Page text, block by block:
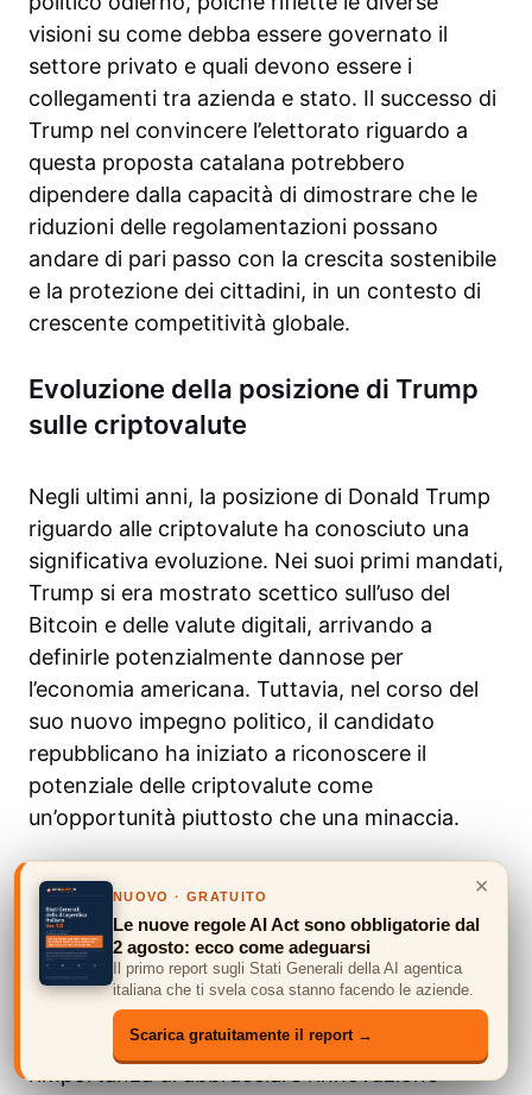
visioni su come debba essere governato il
settore privato e quali devono essere i
collegamenti tra azienda e stato. Il successo di
Trump nel convincere l’elettorato riguardo a
questa proposta catalana potrebbero
dipendere dalla capacità di dimostrare che le
riduzioni delle regolamentazioni possano
andare di pari passo con la crescita sostenibile
e la protezione dei cittadini, in un contesto di
crescente competitività globale.
Evoluzione della posizione di Trump
sulle criptovalute
Negli ultimi anni, la posizione di Donald Trump
riguardo alle criptovalute ha conosciuto una
significativa evoluzione. Nei suoi primi mandati,
Trump si era mostrato scettico sull’uso del
Bitcoin e delle valute digitali, arrivando a
definirle potenzialmente dannose per
l’economia americana. Tuttavia, nel corso del
suo nuovo impegno politico, il candidato
repubblicano ha iniziato a riconoscere il
potenziale delle criptovalute come
un’opportunità piuttosto che una minaccia.
Questa metamorfosi riflette non solo un
cambiamento personale, ma anche un ampio
spostamento nel panorama politico americano.
Con l’ascesa delle criptovalute e la crescente
integrazione di queste tecnologie nel tessuto
economico, Trump ha iniziato a percepire
l’importanza di abbracciare l’innovazione
×
NUOVO · GRATUITO
Le nuove regole AI Act sono obbligatorie dal
2 agosto: ecco come adeguarsi
Il primo report sugli Stati Generali della AI agentica
italiana che ti svela cosa stanno facendo le aziende.
Scarica gratuitamente il report →